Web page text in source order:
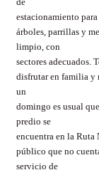
estacionamiento
árboles, parrillas y
limpio, con
sectores adecuados.
disfrutar en familia y
un
domingo es usual
predio se
encuentra en la Ruta
público que no
servicio de